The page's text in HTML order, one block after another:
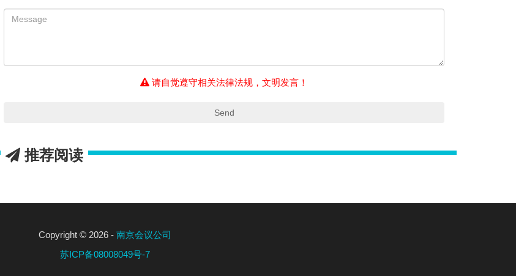
请自觉遵守相关法律法规，文明发言！
Send
推荐阅读
Copyright © 2026 - 南京会议公司
苏ICP备08008049号-7